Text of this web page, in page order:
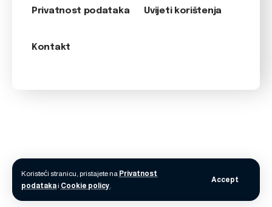
Koristeći stranicu, pristajete na Privatnost
podatakai Cookie policy.
Accept
Privatnost podataka Uvijeti korištenja
Kontakt